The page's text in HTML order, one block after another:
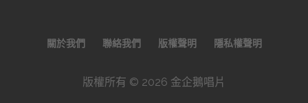
關於我們 聯絡我們 版權聲明 隱私權聲明
版權所有 © 2026 金企鵝唱片